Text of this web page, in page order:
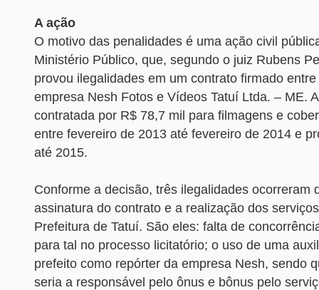
A ação
O motivo das penalidades é uma ação civil
Ministério Público, que, segundo o juiz Rubens
provou ilegalidades em um contrato firmado
empresa Nesh Fotos e Vídeos Tatuí Ltda. – ME.
contratada por R$ 78,7 mil para filmagens e
entre fevereiro de 2013 até fevereiro de 2014 e
até 2015.
Conforme a decisão, três ilegalidades ocorreram
assinatura do contrato e a realização dos
Prefeitura de Tatuí. São eles: falta de
para tal no processo licitatório; o uso de uma
prefeito como repórter da empresa Nesh, sendo
seria a responsável pelo ônus e bônus pelo